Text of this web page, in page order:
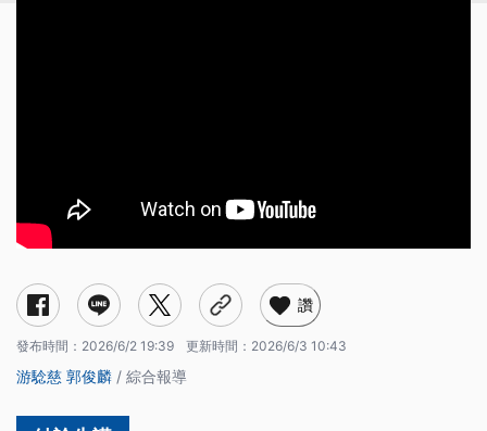
讚
發布時間： 2026/6/2 19:39 更新時間： 2026/6/3 10:43
游騐慈 郭俊麟 / 綜合報導